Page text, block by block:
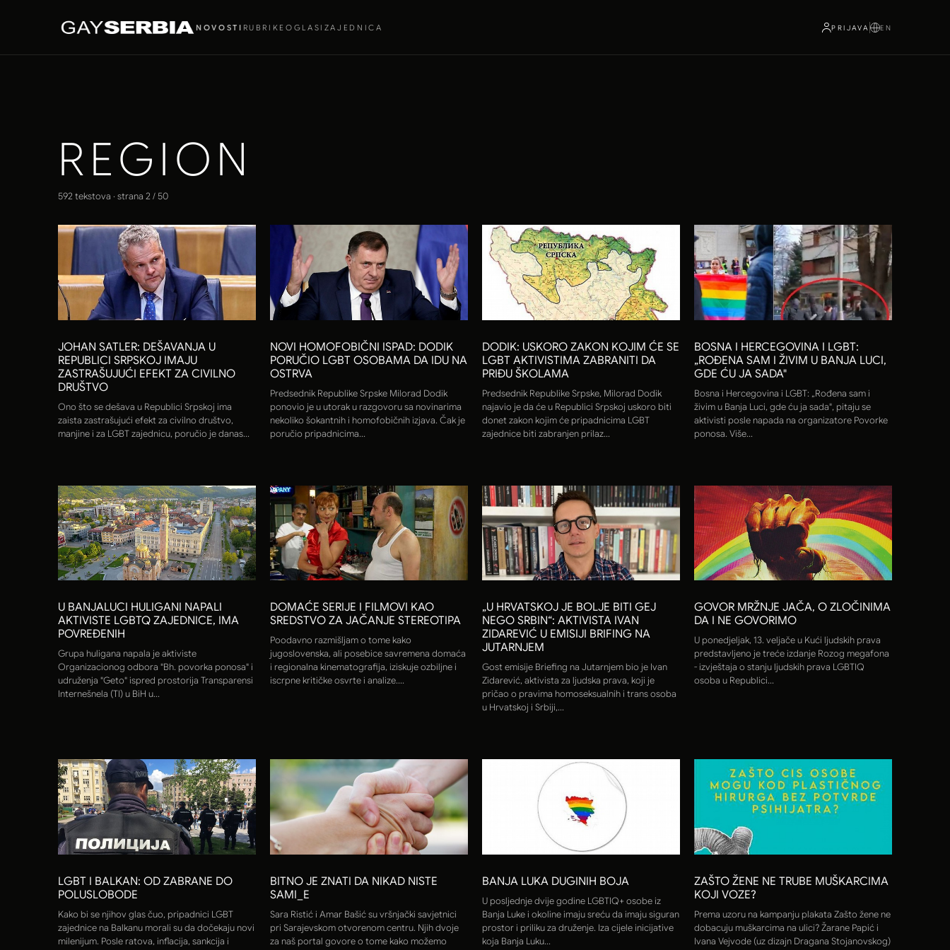
NOVOSTI RUBRIKE OGLASI ZAJEDNICA PRIJAVA EN
REGION
592 tekstova · strana 2 / 50
JOHAN SATLER: DEŠAVANJA U
REPUBLICI SRPSKOJ IMAJU
ZASTRAŠUJUĆI EFEKT ZA CIVILNO
DRUŠTVO
Ono što se dešava u Republici Srpskoj ima
zaista zastrašujući efekt za civilno društvo,
manjine i za LGBT zajednicu, poručio je danas...
NOVI HOMOFOBIČNI ISPAD: DODIK
PORUČIO LGBT OSOBAMA DA IDU NA
OSTRVA
Predsednik Republike Srpske Milorad Dodik
ponovio je u utorak u razgovoru sa novinarima
nekoliko šokantnih i homofobičnih izjava. Čak je
poručio pripadnicima...
DODIK: USKORO ZAKON KOJIM ĆE SE
LGBT AKTIVISTIMA ZABRANITI DA
PRIĐU ŠKOLAMA
Predsednik Republike Srpske, Milorad Dodik
najavio je da će u Republici Srpskoj uskoro biti
donet zakon kojim će pripadnicima LGBT
zajednice biti zabranjen prilaz...
BOSNA I HERCEGOVINA I LGBT:
„ROĐENA SAM I ŽIVIM U BANJA LUCI,
GDE ĆU JA SADA"
Bosna i Hercegovina i LGBT: „Rođena sam i
živim u Banja Luci, gde ću ja sada", pitaju se
aktivisti posle napada na organizatore Povorke
ponosa. Više...
U BANJALUCI HULIGANI NAPALI
AKTIVISTE LGBTQ ZAJEDNICE, IMA
POVREĐENIH
Grupa huligana napala je aktiviste
Organizacionog odbora "Bh. povorka ponosa" i
udruženja "Geto" ispred prostorija Transparensi
Internešnela (TI) u BiH u...
DOMAĆE SERIJE I FILMOVI KAO
SREDSTVO ZA JAČANJE STEREOTIPA
Poodavno razmišljam o tome kako
jugoslovenska, ali posebice savremena domaća
i regionalna kinematografija, iziskuje ozbiljne i
iscrpne kritičke osvrte i analize....
„U HRVATSKOJ JE BOLJE BITI GEJ
NEGO SRBIN“: AKTIVISTA IVAN
ZIDAREVIĆ U EMISIJI BRIFING NA
JUTARNJEM
Gost emisije Briefing na Jutarnjem bio je Ivan
Zidarević, aktivista za ljudska prava, koji je
pričao o pravima homoseksualnih i trans osoba
u Hrvatskoj i Srbiji,...
GOVOR MRŽNJE JAČA, O ZLOČINIMA
DA I NE GOVORIMO
U ponedjeljak, 13. veljače u Kući ljudskih prava
predstavljeno je treće izdanje Rozog megafona
- izvještaja o stanju ljudskih prava LGBTIQ
osoba u Republici...
LGBT I BALKAN: OD ZABRANE DO
POLUSLOBODE
Kako bi se njihov glas čuo, pripadnici LGBT
zajednice na Balkanu morali su da dočekaju novi
milenijum. Posle ratova, inflacija, sankcija i
BITNO JE ZNATI DA NIKAD NISTE
SAMI_E
Sara Ristić i Amar Bašić su vršnjački savjetnici
pri Sarajevskom otvorenom centru. Njih dvoje
za naš portal govore o tome kako možemo
BANJA LUKA DUGINIH BOJA
U posljednje dvije godine LGBTIQ+ osobe iz
Banja Luke i okoline imaju sreću da imaju siguran
prostor i priliku za druženje. Iza cijele inicijative
koja Banja Luku...
ZAŠTO ŽENE NE TRUBE MUŠKARCIMA
KOJI VOZE?
Prema uzoru na kampanju plakata Zašto žene ne
dobacuju muškarcima na ulici? Žarane Papić i
Ivana Vejvode (uz dizajn Dragana Stojanovskog)